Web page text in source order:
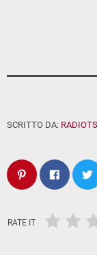
SCRITTO DA:
RATE IT